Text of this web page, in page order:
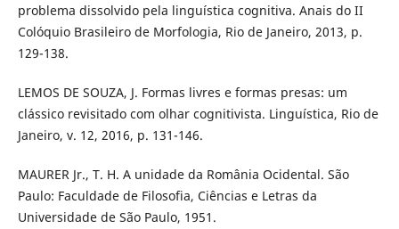
problema dissolvido pela linguística cognitiva. Anais do II
Colóquio Brasileiro de Morfologia, Rio de Janeiro, 2013, p.
129-138.
LEMOS DE SOUZA, J. Formas livres e formas presas: um
clássico revisitado com olhar cognitivista. Linguística, Rio de
Janeiro, v. 12, 2016, p. 131-146.
MAURER Jr., T. H. A unidade da România Ocidental. São
Paulo: Faculdade de Filosofia, Ciências e Letras da
Universidade de São Paulo, 1951.